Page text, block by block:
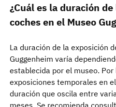
¿Cuál es la duración
coches en el Museo
La duración de la exposición
Guggenheim varía
establecida por el museo. Por
exposiciones temporales en
duración que oscila entre
meses. Se recomienda